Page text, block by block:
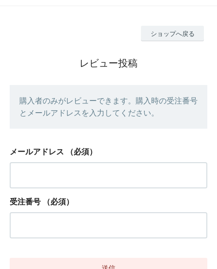
ショップへ戻る
レビュー投稿
購入者のみがレビューできます。購入時の受注番号
とメールアドレスを入力してください。
メールアドレス （必須）
受注番号 （必須）